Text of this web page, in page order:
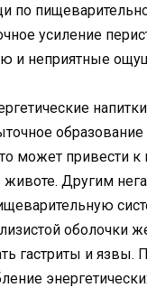
по
усиление
и неприятные
может привести к
животе. Другим
оболочки
гастриты и язвы.